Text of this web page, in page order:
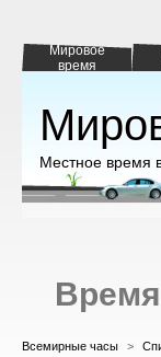
Мировое
время
Местное время
Всемирные часы >